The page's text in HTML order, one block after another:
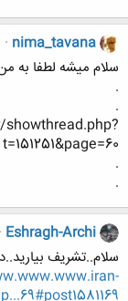
nima_tavana
سلام میشه لطفا به
.
.
t=151251&page=60
.
.
Eshragh-Archi
سلام..تشریف